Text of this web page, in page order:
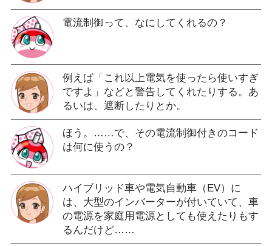
電流制御って、なにしてくれるの？
例えば「これ以上電気を使ったら使いすぎ
ですよ」などと警告してくれたりする。あ
るいは、遮断したりとか。
ほう。……で、その電流制御付きのコード
は何に使うの？
ハイブリッド車や電気自動車（EV）に
は、大型のインバーターが付いていて、車
の電源を家庭用電源としても使えたりもす
るんだけど……